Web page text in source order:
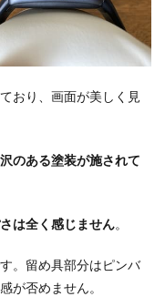
おり、画面が美しく見
のある塗装が施されて
は全く感じません。
。留め具部分はピンバ
が否めません。